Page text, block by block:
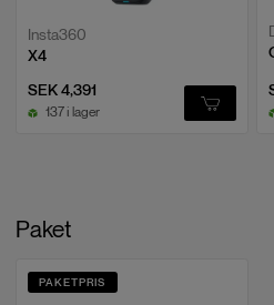
Insta360
X4
SEK 4,391
137 i lager
Paket
PAKETPRIS